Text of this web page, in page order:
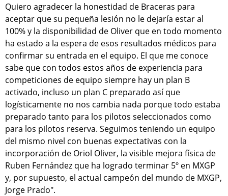
Quiero agradecer la honestidad de Braceras para
aceptar que su pequeña lesión no le dejaría estar al
100% y la disponibilidad de Oliver que en todo momento
ha estado a la espera de esos resultados médicos para
confirmar su entrada en el equipo. El que me conoce
sabe que con todos estos años de experiencia para
competiciones de equipo siempre hay un plan B
activado, incluso un plan C preparado así que
logísticamente no nos cambia nada porque todo estaba
preparado tanto para los pilotos seleccionados como
para los pilotos reserva. Seguimos teniendo un equipo
del mismo nivel con buenas expectativas con la
incorporación de Oriol Oliver, la visible mejora física de
Ruben Fernández que ha logrado terminar 5º en MXGP
y, por supuesto, el actual campeón del mundo de MXGP,
Jorge Prado".